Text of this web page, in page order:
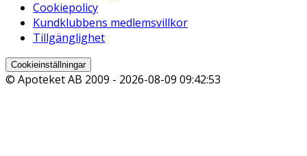
Cookiepolicy
Kundklubbens medlemsvillkor
Tillgänglighet
Cookieinställningar
© Apoteket AB 2009 - 2026-08-09 09:42:53